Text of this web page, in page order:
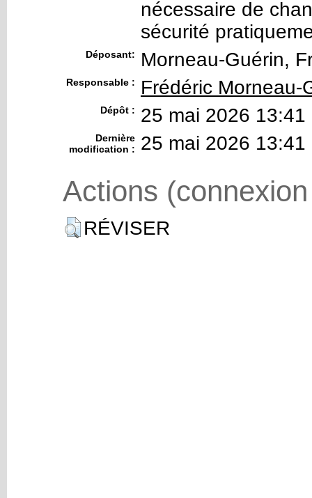
nécessaire de
sécurité
Déposant: Morneau-Guérin,
Responsable : Frédéric Morneau-
Dépôt : 25 mai 2026 13:41
Dernière
modification :
25 mai 2026 13:41
Actions
RÉVISER